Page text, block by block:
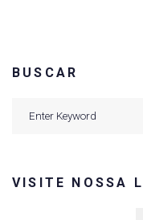
BUSCAR
VISITE NOSSA